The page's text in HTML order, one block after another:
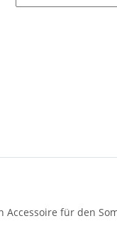
Accessoire für den